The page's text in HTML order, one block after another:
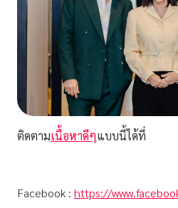
ติดตามเนื้อหาดีๆแบบนี้ได้ที่
Facebook : https://